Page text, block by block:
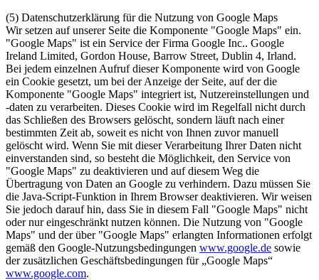
(5) Datenschutzerklärung für die Nutzung von Google Maps
Wir setzen auf unserer Seite die Komponente "Google Maps" ein.
"Google Maps" ist ein Service der Firma Google Inc.. Google
Ireland Limited, Gordon House, Barrow Street, Dublin 4, Irland.
Bei jedem einzelnen Aufruf dieser Komponente wird von Google
ein Cookie gesetzt, um bei der Anzeige der Seite, auf der die
Komponente "Google Maps" integriert ist, Nutzereinstellungen und
-daten zu verarbeiten. Dieses Cookie wird im Regelfall nicht durch
das Schließen des Browsers gelöscht, sondern läuft nach einer
bestimmten Zeit ab, soweit es nicht von Ihnen zuvor manuell
gelöscht wird. Wenn Sie mit dieser Verarbeitung Ihrer Daten nicht
einverstanden sind, so besteht die Möglichkeit, den Service von
"Google Maps" zu deaktivieren und auf diesem Weg die
Übertragung von Daten an Google zu verhindern. Dazu müssen Sie
die Java-Script-Funktion in Ihrem Browser deaktivieren. Wir weisen
Sie jedoch darauf hin, dass Sie in diesem Fall "Google Maps" nicht
oder nur eingeschränkt nutzen können. Die Nutzung von "Google
Maps" und der über "Google Maps" erlangten Informationen erfolgt
gemäß den Google-Nutzungsbedingungen www.google.de sowie
der zusätzlichen Geschäftsbedingungen für „Google Maps“
www.google.com.